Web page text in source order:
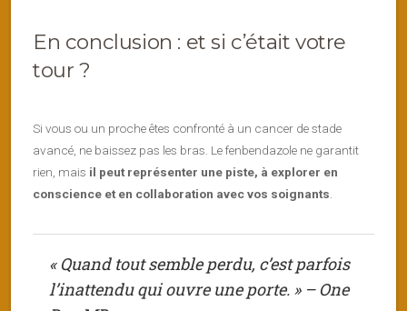
En conclusion : et si c’était votre
tour ?
Si vous ou un proche êtes confronté à un cancer de stade
avancé, ne baissez pas les bras. Le fenbendazole ne garantit
rien, mais il peut représenter une piste, à explorer en
conscience et en collaboration avec vos soignants
« Quand tout semble perdu, c’est parfois
l’inattendu qui ouvre une porte. » – One